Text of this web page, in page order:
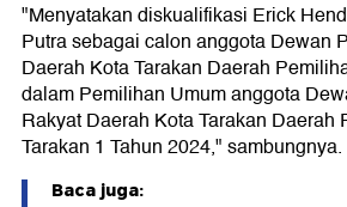
"Menyatakan diskualifikasi Erick
Putra sebagai calon anggota Dewan
Daerah Kota Tarakan Daerah
dalam Pemilihan Umum anggota
Rakyat Daerah Kota Tarakan Daerah
Tarakan 1 Tahun 2024," sambungnya.
Baca juga: